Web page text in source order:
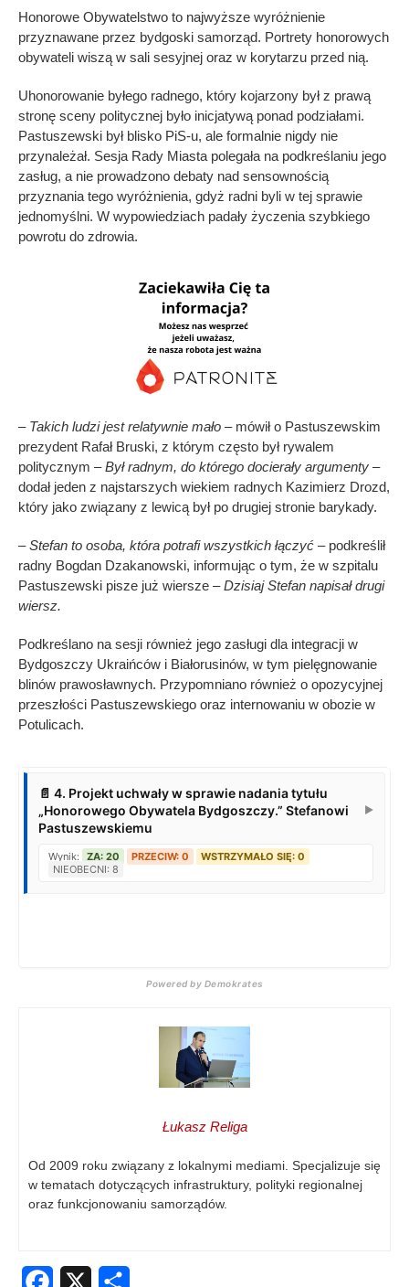
Honorowe Obywatelstwo to najwyższe wyróżnienie
przyznawane przez bydgoski samorząd. Portrety honorowych
obywateli wiszą w sali sesyjnej oraz w korytarzu przed nią.
Uhonorowanie byłego radnego, który kojarzony był z prawą
stronę sceny politycznej było inicjatywą ponad podziałami.
Pastuszewski był blisko PiS-u, ale formalnie nigdy nie
przynależał. Sesja Rady Miasta polegała na podkreślaniu jego
zasług, a nie prowadzono debaty nad sensownością
przyznania tego wyróżnienia, gdyż radni byli w tej sprawie
jednomyślni. W wypowiedziach padały życzenia szybkiego
powrotu do zdrowia.
– Takich ludzi jest relatywnie mało – mówił o Pastuszewskim
prezydent Rafał Bruski, z którym często był rywalem
politycznym –Był radnym, do którego docierały argumenty –
dodał jeden z najstarszych wiekiem radnych Kazimierz Drozd,
który jako związany z lewicą był po drugiej stronie barykady.
– Stefan to osoba, która potrafi wszystkich łączyć – podkreślił
radny Bogdan Dzakanowski, informując o tym, że w szpitalu
Pastuszewski pisze już wiersze – Dzisiaj Stefan napisał drugi
wiersz.
Podkreślano na sesji również jego zasługi dla integracji w
Bydgoszczy Ukraińców i Białorusinów, w tym pielęgnowanie
blinów prawosławnych. Przypomniano również o opozycyjnej
przeszłości Pastuszewskiego oraz internowaniu w obozie w
Potulicach.
Powered by Demokrates
Łukasz Religa
Od 2009 roku związany z lokalnymi mediami. Specjalizuje się
w tematach dotyczących infrastruktury, polityki regionalnej
oraz funkcjonowaniu samorządów.
Facebook